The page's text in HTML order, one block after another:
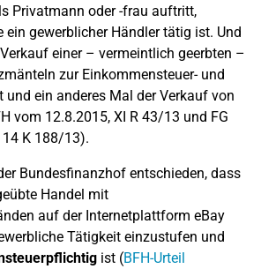
Privatmann oder -frau auftritt,
gewerblicher Händler tätig ist. Und
einer – vermeintlich geerbten –
zur Einkommensteuer- und
und ein anderes Mal der Verkauf von
vom 12.8.2015, XI R 43/13 und FG
K 188/13).
Bundesfinanzhof entschieden, dass
Handel mit
auf der Internetplattform eBay
Tätigkeit einzustufen und
ist (BFH-Urteil